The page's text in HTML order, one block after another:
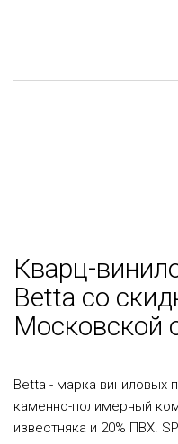
Кварц-
Betta со
Московской
Betta - марка виниловых
каменно-полимерный
известняка и 20% ПВХ.